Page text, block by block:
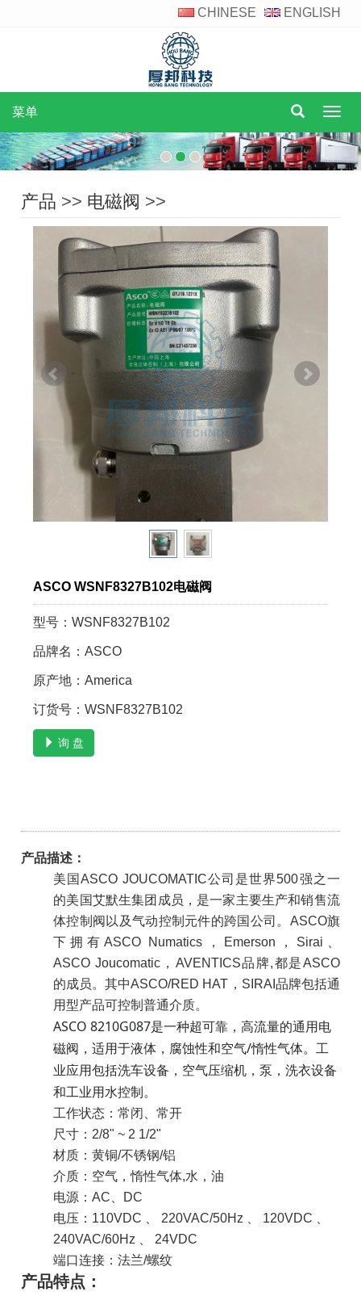
CHINESE ENGLISH
菜
单
菜单
产品 >> 电磁阀 >>
ASCO WSNF8327B102电磁阀
型号：WSNF8327B102
品牌名：ASCO
原产地：America
订货号：WSNF8327B102
询 盘
产品描述：
美国ASCO JOUCOMATIC公司是世界500强之一
的美国艾默生集团成员，是一家主要生产和销售流
体控制阀以及气动控制元件的跨国公司。ASCO旗
下拥有ASCO Numatics，Emerson，Sirai、
ASCO Joucomatic，AVENTICS品牌,都是ASCO
的成员。其中ASCO/RED HAT，SIRAI品牌包括通
用型产品可控制普通介质。
ASCO 8210G087是一种超可靠，高流量的通用电
磁阀，适用于液体，腐蚀性和空气/惰性气体。工
业应用包括洗车设备，空气压缩机，泵，洗衣设备
和工业用水控制。
工作状态 ：常闭、常开
尺寸：2/8" ~ 2 1/2"
材质：黄铜/不锈钢/铝
介质：空气，惰性气体,水，油
电源：AC、DC
电压：110VDC 、 220VAC/50Hz 、 120VDC 、
240VAC/60Hz 、 24VDC
端口连接：法兰/螺纹
产品特点：